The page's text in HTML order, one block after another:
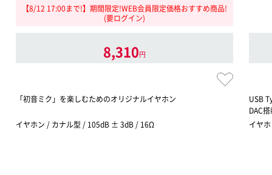
【8/12 17:00まで!】期間限定!WEB会員限定価格おすすめ商品!
(要ログイン)
8,310円
「初音ミク」を楽しむためのオリジナルイヤホン
イヤホン / カナル型 / 105dB ± 3dB / 16Ω
USB
DAC
イヤ